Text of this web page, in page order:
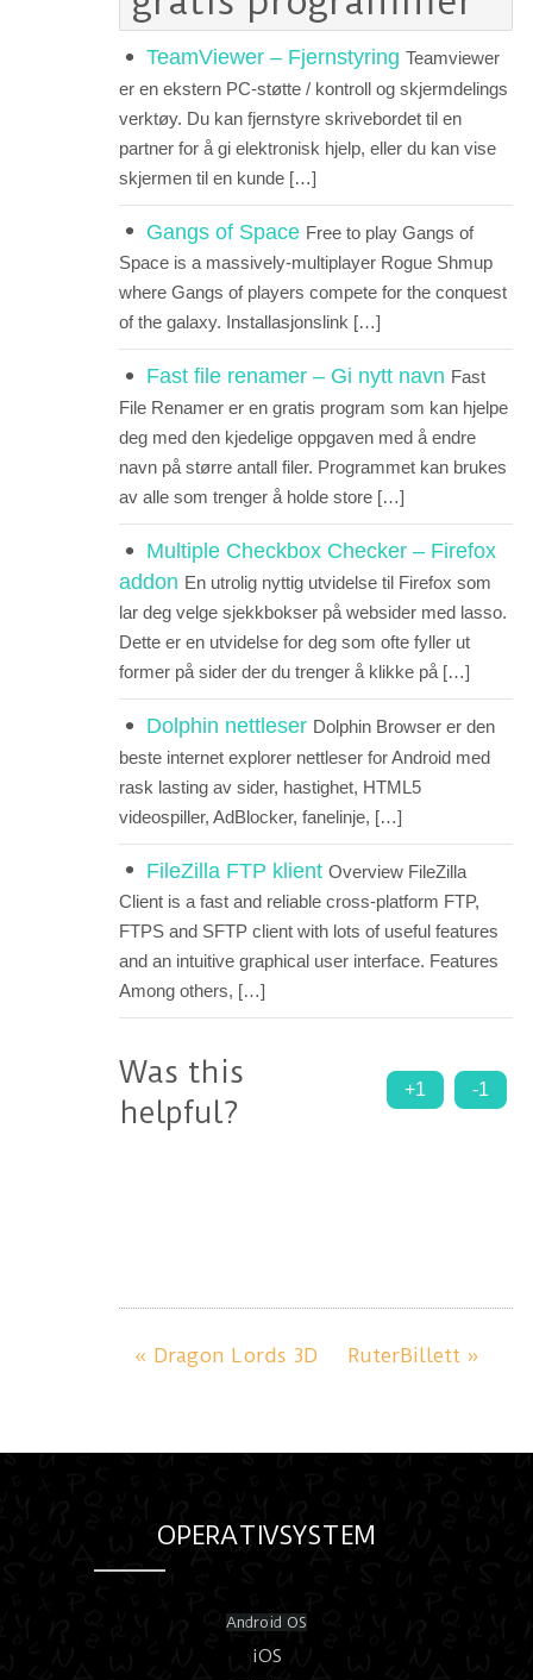
TeamViewer – Fjernstyring Teamviewer
er en ekstern PC-støtte / kontroll og skjermdelings
verktøy. Du kan fjernstyre skrivebordet til en
partner for å gi elektronisk hjelp, eller du kan vise
skjermen til en kunde […]
Gangs of Space Free to play Gangs of
Space is a massively-multiplayer Rogue Shmup
where Gangs of players compete for the conquest
of the galaxy. Installasjonslink […]
Fast file renamer – Gi nytt navn Fast
File Renamer er en gratis program som kan hjelpe
deg med den kjedelige oppgaven med å endre
navn på større antall filer. Programmet kan brukes
av alle som trenger å holde store […]
Multiple Checkbox Checker – Firefox
addon En utrolig nyttig utvidelse til Firefox som
lar deg velge sjekkbokser på websider med lasso.
Dette er en utvidelse for deg som ofte fyller ut
former på sider der du trenger å klikke på […]
Dolphin nettleser Dolphin Browser er den
beste internet explorer nettleser for Android med
rask lasting av sider, hastighet, HTML5
videospiller, AdBlocker, fanelinje, […]
FileZilla FTP klient Overview FileZilla
Client is a fast and reliable cross-platform FTP,
FTPS and SFTP client with lots of useful features
and an intuitive graphical user interface. Features
Among others, […]
Was this
helpful?
+1 -1
« Dragon Lords 3D RuterBillett »
OPERATIVSYSTEM
Android OS
iOS